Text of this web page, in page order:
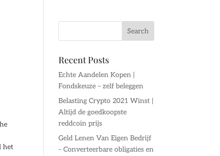
het
Recent Posts
Echte Aandelen Kopen |
Fondskeuze – zelf beleggen
Belasting Crypto 2021 Winst |
Altijd de goedkoopste
reddcoin prijs
Geld Lenen Van Eigen Bedrijf
– Converteerbare obligaties en